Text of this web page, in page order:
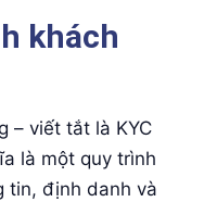
khách
– viết tắt là KYC
là một quy trình
tin, định danh và